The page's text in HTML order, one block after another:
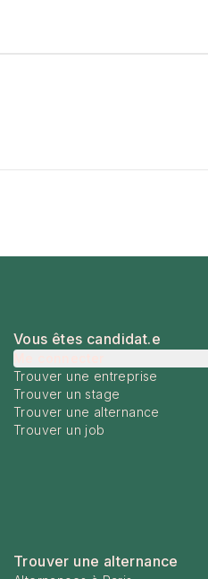
Vous êtes candidat.e
Trouver une entreprise
Trouver un stage
Trouver une alternance
Trouver un job
Trouver une alternance